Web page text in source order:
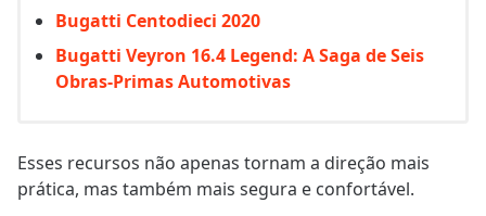
Bugatti Centodieci 2020
Bugatti Veyron 16.4 Legend: A Saga de Seis
Obras-Primas Automotivas
Esses recursos não apenas tornam a direção mais
prática, mas também mais segura e confortável.